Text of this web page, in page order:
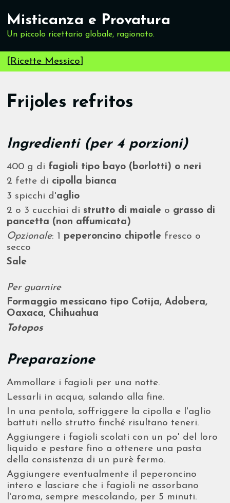
Misticanza e Provatura
Un piccolo ricettario globale, ragionato.
[Ricette Messico]
Frijoles refritos
Ingredienti (per 4 porzioni)
400 g di fagioli tipo bayo (borlotti) o neri
2 fette di cipolla bianca
3 spicchi d'aglio
2 o 3 cucchiai distrutto di maiale o grasso di
pancetta (non affumicata)
Opzionale: 1 peperoncino chipotle fresco o
secco
Sale
Per guarnire
Formaggio messicano tipo Cotija, Adobera,
Oaxaca, Chihuahua
Totopos
Preparazione
Ammollare i fagioli per una notte.
Lessarli in acqua, salando alla fine.
In una pentola, soffriggere la cipolla e l'aglio
battuti nello strutto finché risultano teneri.
Aggiungere i fagioli scolati con un po' del loro
liquido e pestare fino a ottenere una pasta
della consistenza di un purè fermo.
Aggiungere eventualmente il peperoncino
intero e lasciare che i fagioli ne assorbano
l'aroma, sempre mescolando, per 5 minuti.